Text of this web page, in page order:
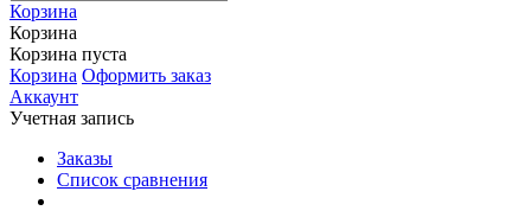
Корзина
Корзина
Корзина пуста
Корзина Оформить заказ
Аккаунт
Учетная запись
Заказы
Список сравнения